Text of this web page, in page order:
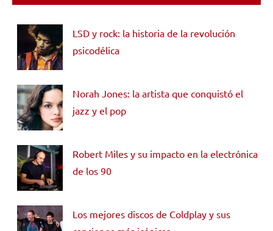
LSD y rock: la historia de la revolución
psicodélica
Norah Jones: la artista que conquistó el
jazz y el pop
Robert Miles y su impacto en la electrónica
de los 90
Los mejores discos de Coldplay y sus